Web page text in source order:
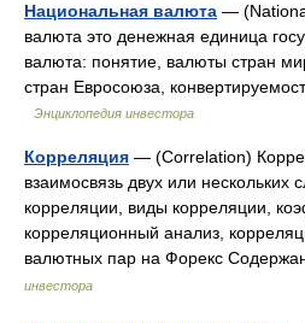
Национальная валюта —
валюта это денежная единица
валюта: понятие, валюты стран
стран Евросоюза,
Энциклопедия инвестора
Корреляция — (Correlation)
взаимосвязь двух или нескольких
корреляции, виды корреляции,
корреляционный анализ,
валютных пар на Форекс
инвестора